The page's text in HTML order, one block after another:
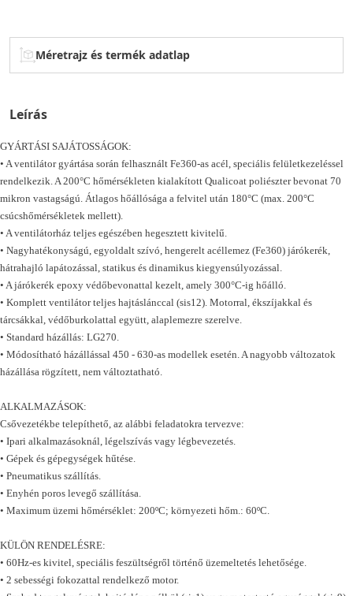
Méretrajz és termék adatlap
Leírás
GYÁRTÁSI SAJÁTOSSÁGOK:
• A ventilátor gyártása során felhasznált Fe360-as acél, speciális felületkezeléssel
rendelkezik. A 200°C hőmérsékleten kialakított Qualicoat poliészter bevonat 70
mikron vastagságú. Átlagos hőállósága a felvitel után 180°C (max. 200°C
csúcshőmérsékletek mellett).
• A ventilátorház teljes egészében hegesztett kivitelű.
• Nagyhatékonyságú, egyoldalt szívó, hengerelt acéllemez (Fe360) járókerék,
hátrahajló lapátozással, statikus és dinamikus kiegyensúlyozással.
• A járókerék epoxy védőbevonattal kezelt, amely 300°C-ig hőálló.
• Komplett ventilátor teljes hajtáslánccal (sis12). Motorral, ékszíjakkal és
tárcsákkal, védőburkolattal együtt, alaplemezre szerelve.
• Standard házállás: LG270.
• Módosítható házállással 450 - 630-as modellek esetén. A nagyobb változatok
házállása rögzített, nem változtatható.
ALKALMAZÁSOK:
Csővezetékbe telepíthető, az alábbi feladatokra tervezve:
• Ipari alkalmazásoknál, légelszívás vagy légbevezetés.
• Gépek és gépegységek hűtése.
• Pneumatikus szállítás.
• Enyhén poros levegő szállítása.
• Maximum üzemi hőmérséklet: 200ºC; környezeti hőm.: 60ºC.
KÜLÖN RENDELÉSRE:
• 60Hz-es kivitel, speciális feszültségről történő üzemeltetés lehetősége.
• 2 sebességi fokozattal rendelkező motor.